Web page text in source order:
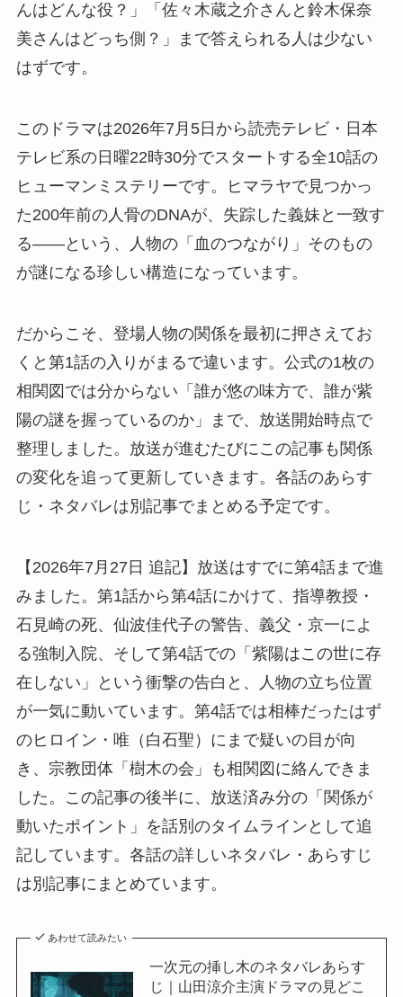
んはどんな役？」「佐々木蔵之介さんと鈴木保奈
美さんはどっち側？」まで答えられる人は少ない
はずです。
このドラマは2026年7月5日から読売テレビ・日本
テレビ系の日曜22時30分でスタートする全10話の
ヒューマンミステリーです。ヒマラヤで見つかっ
た200年前の人骨のDNAが、失踪した義妹と一致す
る——という、人物の「血のつながり」そのもの
が謎になる珍しい構造になっています。
だからこそ、登場人物の関係を最初に押さえてお
くと第1話の入りがまるで違います。公式の1枚の
相関図では分からない「誰が悠の味方で、誰が紫
陽の謎を握っているのか」まで、放送開始時点で
整理しました。放送が進むたびにこの記事も関係
の変化を追って更新していきます。各話のあらす
じ・ネタバレは別記事でまとめる予定です。
【2026年7月27日 追記】放送はすでに第4話まで進
みました。第1話から第4話にかけて、指導教授・
石見崎の死、仙波佳代子の警告、義父・京一によ
る強制入院、そして第4話での「紫陽はこの世に存
在しない」という衝撃の告白と、人物の立ち位置
が一気に動いています。第4話では相棒だったはず
のヒロイン・唯（白石聖）にまで疑いの目が向
き、宗教団体「樹木の会」も相関図に絡んできま
した。この記事の後半に、放送済み分の「関係が
動いたポイント」を話別のタイムラインとして追
記しています。各話の詳しいネタバレ・あらすじ
は別記事にまとめています。
あわせて読みたい
一次元の挿し木のネタバレあらす
じ｜山田涼介主演ドラマの見どこ